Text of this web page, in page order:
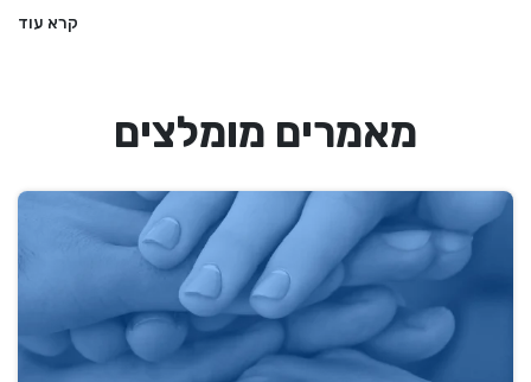
או משוזרת פרחים, להזמין הרצאה או הופעה, להתפנק במסעדה שמתמודדת
מעדיפים את העסקים הקטנים והבינוניים, את העצמאים והעצמאיות, וכמובן את
הדברים המיוחדים שיש לנו הישראלים להציע
קרא עוד
מאמרים מומלצים